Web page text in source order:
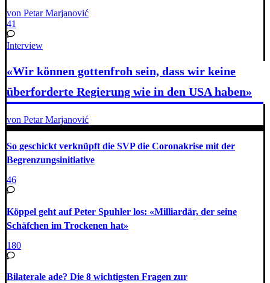
von Petar Marjanović
41
Interview
«Wir können gottenfroh sein, dass wir keine
überforderte Regierung wie in den USA haben»
von Petar Marjanović
So geschickt verknüpft die SVP die Coronakrise mit der
Begrenzungsinitiative
46
Köppel geht auf Peter Spuhler los: «Milliardär, der seine
Schäfchen im Trockenen hat»
180
Bilaterale ade? Die 8 wichtigsten Fragen zur